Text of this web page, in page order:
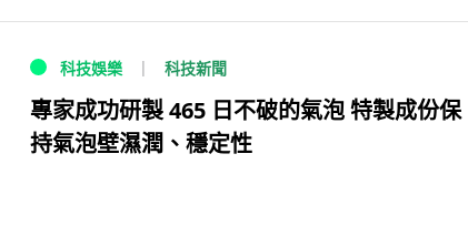
科技娛樂 科技新聞
專家成功研製 465 日不破的氣泡 特製成份保
持氣泡壁濕潤、穩定性